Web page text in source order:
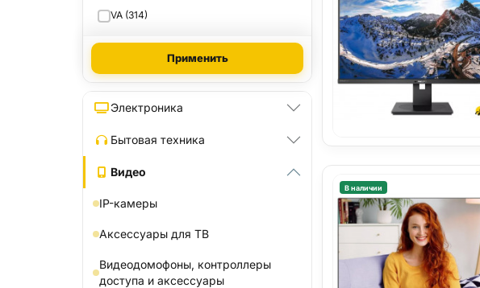
VA (314)
Применить
Электроника
Бытовая техника
Видео
IP-камеры
Аксессуары для ТВ
Видеодомофоны, контроллеры
доступа и аксессуары
В наличии